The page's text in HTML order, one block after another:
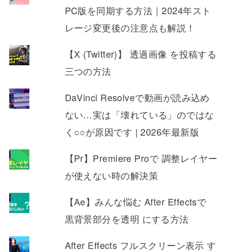
PC版を同期する方法｜2024年スト
レージ変更後の注意点も解説！
【X (Twitter)】 透過画像 を投稿する
三つの方法
DaVinci Resolveで動画が読み込め
ない…実は「壊れている」のではな
く○○が原因です | 2026年最新版
【Pr】Premiere Proで 調整レイヤー
が使えない時の解決策
【Ae】みんな悩む After Effectsで
黒背景部分を透明 にする方法
After Effects フルスクリーン表示 す